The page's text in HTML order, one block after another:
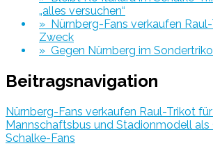
„alles versuchen“
» Nürnberg-Fans verkaufen
Zweck
» Gegen Nürnberg im
Beitragsnavigation
Nürnberg-Fans verkaufen Raul-Trikot
Mannschaftsbus und Stadionmodell als
Schalke-Fans